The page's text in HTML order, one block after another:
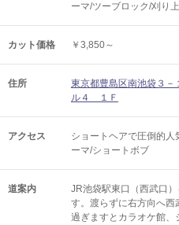
ーマ/ツーブロック/刈り
カット価格 ￥3,850～
住所
東京都豊島区南池袋３－
ル４ １Ｆ
アクセス
ショートヘアで圧倒的
ーマ/ショートボブ
道案内
JR池袋駅東口（西武口
す。渡らずに右方向へ西
過ぎますとカラオケ館、